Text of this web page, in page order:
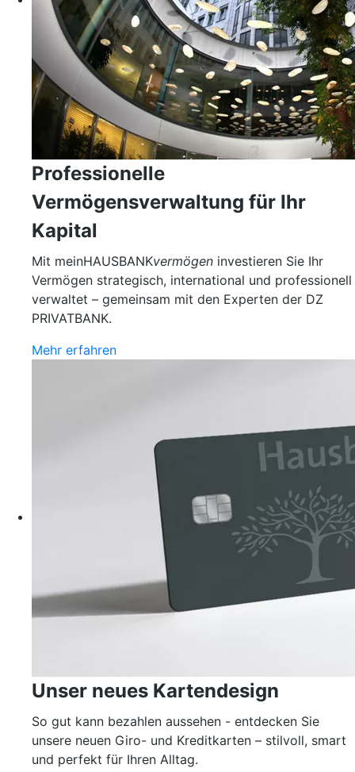
Professionelle
Vermögensverwaltung für Ihr
Kapital
Mit meinHAUSBANKvermögen investieren Sie Ihr
Vermögen strategisch, international und professionell
verwaltet – gemeinsam mit den Experten der DZ
PRIVATBANK.
Mehr erfahren
Unser neues Kartendesign
So gut kann bezahlen aussehen - entdecken Sie
unsere neuen Giro- und Kreditkarten – stilvoll, smart
und perfekt für Ihren Alltag.